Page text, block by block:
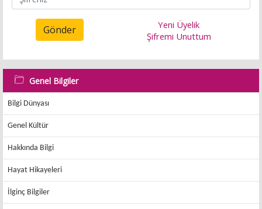
Gönder
Yeni Üyelik
Şifremi Unuttum
Genel Bilgiler
Bilgi Dünyası
Genel Kültür
Hakkında Bilgi
Hayat Hikayeleri
İlginç Bilgiler